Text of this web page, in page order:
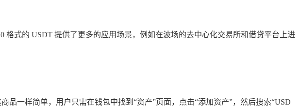
格式的 USDT 提供了更多的应用场景，例如在波场的去中心化交易所和借贷平台上进
一样简单，用户只需在钱包中找到“资产”页面，点击“添加资产”，然后搜索“USD